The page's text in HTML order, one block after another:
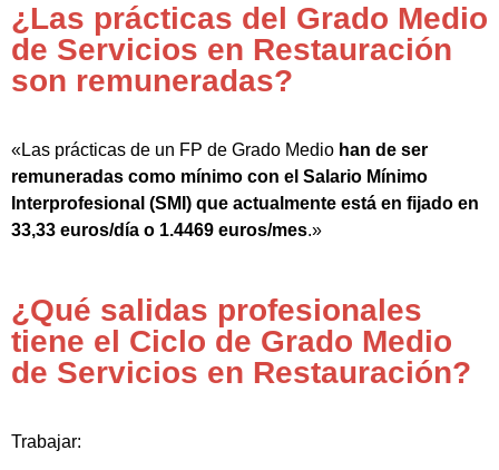
¿Las prácticas del Grado Medio
de Servicios en Restauración
son remuneradas?
«Las prácticas de un FP de Grado Medio han de ser
remuneradas como mínimo con el Salario Mínimo
Interprofesional (SMI) que actualmente está en fijado en
33,33 euros/día o 1.4469 euros/mes.»
¿Qué salidas profesionales
tiene el Ciclo de Grado Medio
de Servicios en Restauración?
Trabajar: